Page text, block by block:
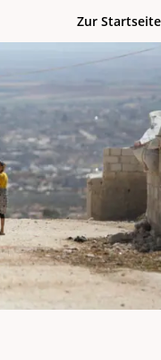
Zur Startseite